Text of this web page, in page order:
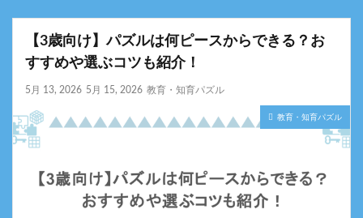
【3歳向け】パズルは何ピースからできる？お
すすめや選ぶコツも紹介！
5月 13, 2026 5月 15, 2026 教育・知育パズル
教育・知育パズル